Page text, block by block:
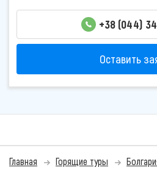
+38 (044)
Оставить
Главная Горящие туры